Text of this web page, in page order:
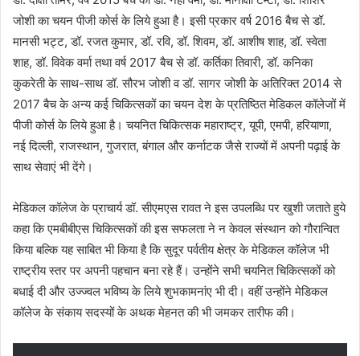
जोशी का चयन पीजी कोर्स के लिये हुआ है। इसी प्रकार वर्ष 2016 बैच से डॉ.
मानसी भट्ट, डॉ. रजत कुमार, डॉ. रवि, डॉ. शिवम, डॉ. आशीष शाह, डॉ. स्वेता
शाह, डॉ. विवेक वर्मा तथा वर्ष 2017 बैच से डॉ. कर्तिका तिवारी, डॉ. कनिका
कुकरेती के साथ-साथ डॉ. सौरभ जोशी व डॉ. सागर जोशी के अतिरिक्त 2014 से
2017 बैच के अन्य कई चिकित्सकों का चयन देश के प्रतिष्ठित मेडिकल कॉलेजों में
पीजी कोर्स के लिये हुआ है। चयनित चिकित्सक महाराष्ट्र, यूपी, एमपी, हरियाणा,
नई दिल्ली, राजस्थान, गुजरात, बंगाल और कर्नाटक जैसे राज्यों में अपनी पढ़ाई के
साथ सेवाएं भी देंगे।
मेडिकल कॉलेज के प्राचार्य डॉ. सीएमएस रावत ने इस उपलब्धि पर खुशी जताते हुये
कहा कि एमबीबीएस चिकित्सकों की इस सफलता ने न केवल संस्थान को गौरान्वित
किया बल्कि यह साबित भी किया है कि सुदूर पर्वतीय क्षेत्र के मेडिकल कॉलेज भी
राष्ट्रीय स्तर पर अपनी पहचान बना रहे हैं। उन्होंने सभी चयनित चिकित्सकों को
बधाई दी और उज्ज्वल भविष्य के लिये शुभकामनांए भी दी। वहीं उन्होंने मेडिकल
कॉलेज के संकाय सदस्यों के अथक मेहनत की भी जमकर तारीफ की।